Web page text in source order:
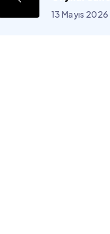
13 Mayıs 2026